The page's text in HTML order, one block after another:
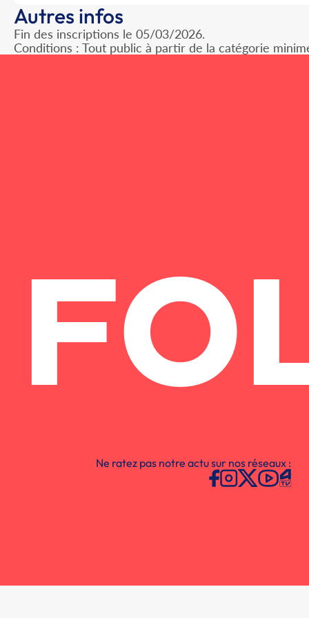
Autres infos
Fin des inscriptions le 05/03/2026.
Conditions : Tout public à partir de la catégorie
Ne ratez pas notre actu sur nos réseaux :